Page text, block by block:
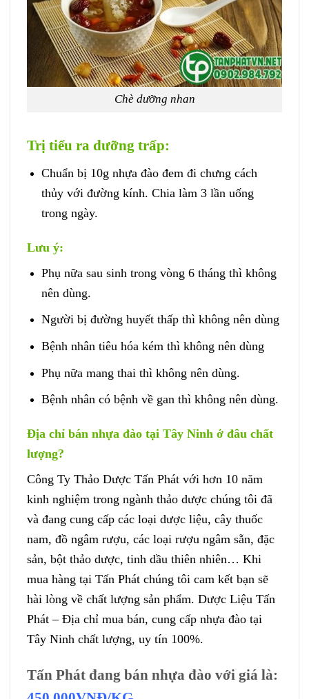
Chè dưỡng nhan
Trị tiểu ra dưỡng trấp:
Chuẩn bị 10g nhựa đào đem đi chưng cách
thủy với đường kính. Chia làm 3 lần uống
trong ngày.
Lưu ý:
Phụ nữa sau sinh trong vòng 6 tháng thì không
nên dùng.
Người bị đường huyết thấp thì không nên dùng
Bệnh nhân tiêu hóa kém thì không nên dùng
Phụ nữa mang thai thì không nên dùng.
Bệnh nhân có bệnh về gan thì không nên dùng.
Địa chỉ bán nhựa đào tại Tây Ninh ở đâu chất
lượng?
Công Ty Thảo Dược Tấn Phát với hơn 10 năm
kinh nghiệm trong ngành thảo dược chúng tôi đã
và đang cung cấp các loại dược liệu, cây thuốc
nam, đồ ngâm rượu, các loại rượu ngâm sẵn, đặc
sản, bột thảo dược, tinh dầu thiên nhiên… Khi
mua hàng tại Tấn Phát chúng tôi cam kết bạn sẽ
hài lòng về chất lượng sản phẩm. Dược Liệu Tấn
Phát – Địa chỉ mua bán, cung cấp nhựa đào tại
Tây Ninh chất lượng, uy tín 100%.
Tấn Phát đang bán nhựa đào với giá là: